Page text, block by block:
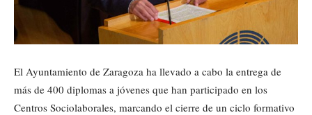
El Ayuntamiento de Zaragoza ha llevado a cabo la entrega de
más de 400 diplomas a jóvenes que han participado en los
Centros Sociolaborales, marcando el cierre de un ciclo formativo